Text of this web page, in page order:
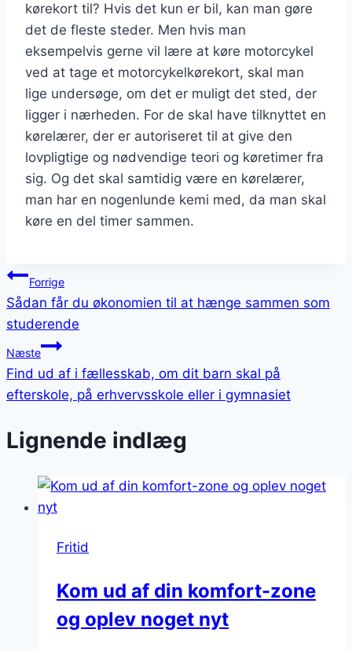
kørekort til? Hvis det kun er bil, kan man gøre
det de fleste steder. Men hvis man
eksempelvis gerne vil lære at køre motorcykel
ved at tage et motorcykelkørekort, skal man
lige undersøge, om det er muligt det sted, der
ligger i nærheden. For de skal have tilknyttet en
kørelærer, der er autoriseret til at give den
lovpligtige og nødvendige teori og køretimer fra
sig. Og det skal samtidig være en kørelærer,
man har en nogenlunde kemi med, da man skal
køre en del timer sammen.
Indlægsnavigation
Forrige
Sådan får du økonomien til at hænge sammen som
studerende
Næste
Find ud af i fællesskab, om dit barn skal på
efterskole, på erhvervsskole eller i gymnasiet
Lignende indlæg
Fritid
Kom ud af din komfort-zone
og oplev noget nyt